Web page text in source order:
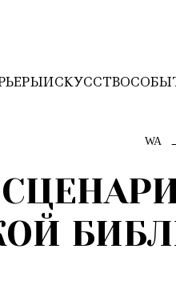
ИСКУССТВО
WA